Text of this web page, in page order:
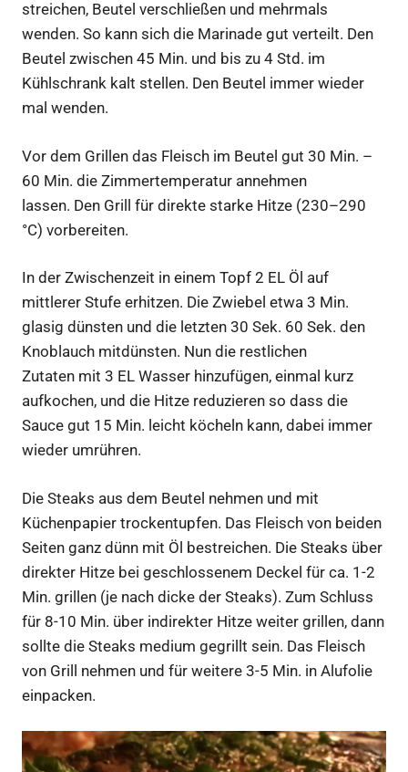
streichen, Beutel verschließen und mehrmals
wenden. So kann sich die Marinade gut verteilt. Den
Beutel zwischen 45 Min. und bis zu 4 Std. im
Kühlschrank kalt stellen. Den Beutel immer wieder
mal wenden.
Vor dem Grillen das Fleisch im Beutel gut 30 Min. –
60 Min. die Zimmertemperatur annehmen
lassen. Den Grill für direkte starke Hitze (230–290
°C) vorbereiten.
In der Zwischenzeit in einem Topf 2 EL Öl auf
mittlerer Stufe erhitzen. Die Zwiebel etwa 3 Min.
glasig dünsten und die letzten 30 Sek. 60 Sek. den
Knoblauch mitdünsten. Nun die restlichen
Zutaten mit 3 EL Wasser hinzufügen, einmal kurz
aufkochen, und die Hitze reduzieren so dass die
Sauce gut 15 Min. leicht köcheln kann, dabei immer
wieder umrühren.
Die Steaks aus dem Beutel nehmen und mit
Küchenpapier trockentupfen. Das Fleisch von beiden
Seiten ganz dünn mit Öl bestreichen. Die Steaks über
direkter Hitze bei geschlossenem Deckel für ca. 1-2
Min. grillen (je nach dicke der Steaks). Zum Schluss
für 8-10 Min. über indirekter Hitze weiter grillen, dann
sollte die Steaks medium gegrillt sein. Das Fleisch
von Grill nehmen und für weitere 3-5 Min. in Alufolie
einpacken.